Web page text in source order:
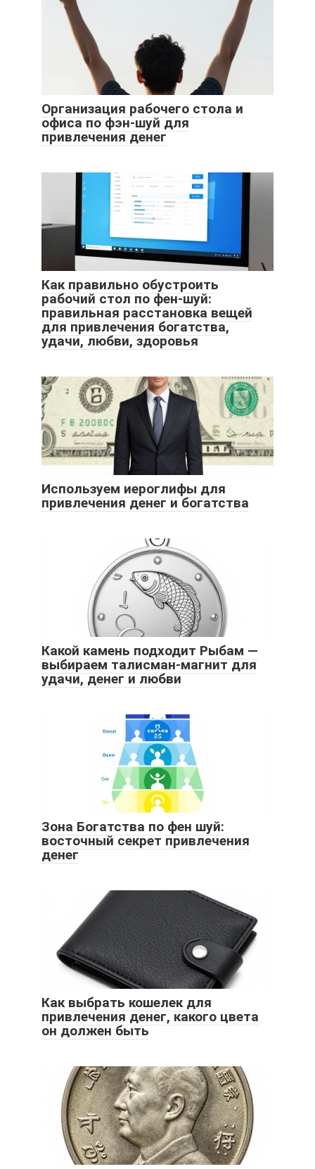
Организация рабочего стола и
офиса по фэн-шуй для
привлечения денег
Как правильно обустроить
рабочий стол по фен-шуй:
правильная расстановка вещей
для привлечения богатства,
удачи, любви, здоровья
Используем иероглифы для
привлечения денег и богатства
Какой камень подходит Рыбам —
выбираем талисман-магнит для
удачи, денег и любви
Зона Богатства по фен шуй:
восточный секрет привлечения
денег
Как выбрать кошелек для
привлечения денег, какого цвета
он должен быть